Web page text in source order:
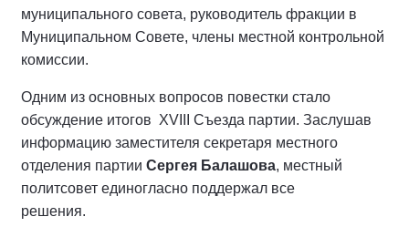
муниципального совета, руководитель фракции в
Муниципальном Совете, члены местной контрольной
комиссии.
Одним из основных вопросов повестки стало
обсуждение итогов XVIII Съезда партии. Заслушав
информацию заместителя секретаря местного
отделения партии Сергея Балашова, местный
политсовет единогласно поддержал все
решения.